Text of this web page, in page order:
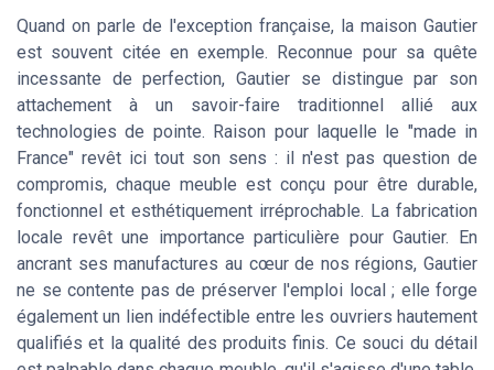
Quand on parle de l'exception française, la maison Gautier
est souvent citée en exemple. Reconnue pour sa quête
incessante de perfection, Gautier se distingue par son
attachement à un savoir-faire traditionnel allié aux
technologies de pointe. Raison pour laquelle le "made in
France" revêt ici tout son sens : il n'est pas question de
compromis, chaque meuble est conçu pour être durable,
fonctionnel et esthétiquement irréprochable. La fabrication
locale revêt une importance particulière pour Gautier. En
ancrant ses manufactures au cœur de nos régions, Gautier
ne se contente pas de préserver l'emploi local ; elle forge
également un lien indéfectible entre les ouvriers hautement
qualifiés et la qualité des produits finis. Ce souci du détail